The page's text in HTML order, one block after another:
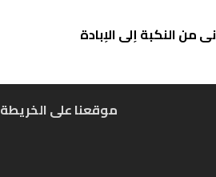
من النكبة إلى الإبادة
موقعنا على الخريطة